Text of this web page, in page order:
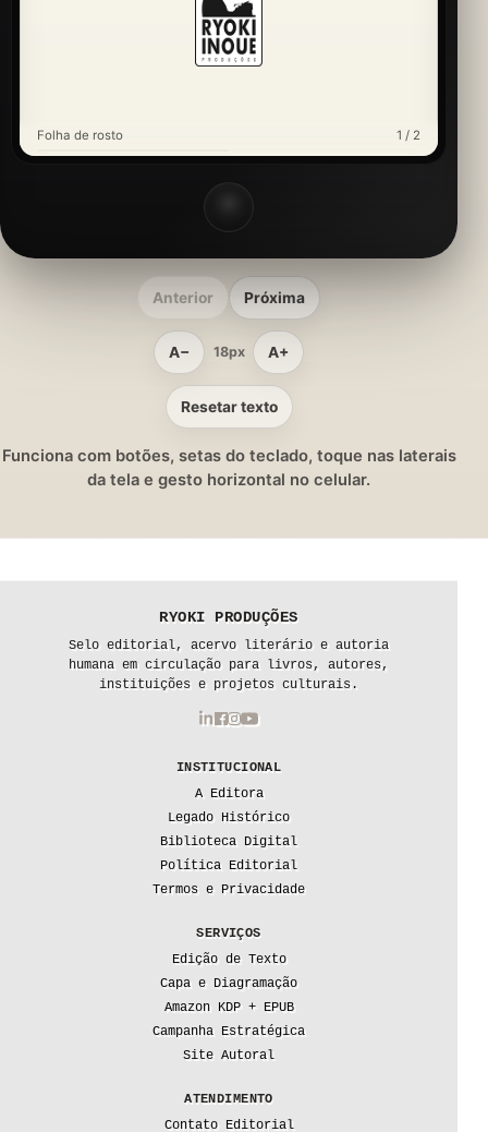
Folha de rosto 1 / 2
Anterior Próxima
A− 18px A+
Resetar texto
Funciona com botões, setas do teclado, toque nas laterais
da tela e gesto horizontal no celular.
RYOKI PRODUÇÕES
Selo editorial, acervo literário e autoria
humana em circulação para livros, autores,
instituições e projetos culturais.
INSTITUCIONAL
A Editora
Legado Histórico
Biblioteca Digital
Política Editorial
Termos e Privacidade
SERVIÇOS
Edição de Texto
Capa e Diagramação
Amazon KDP + EPUB
Campanha Estratégica
Site Autoral
ATENDIMENTO
Contato Editorial